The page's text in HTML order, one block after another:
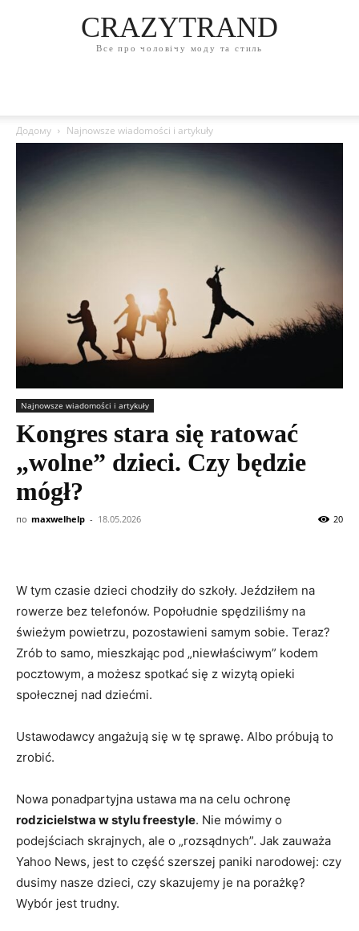
CRAZYTRAND
Все про чоловічу моду та стиль
Додому Najnowsze wiadomości i artykuły
Najnowsze wiadomości i artykuły
Kongres stara się ratować
„wolne” dzieci. Czy będzie
mógł?
по maxwelhelp - 18.05.2026 20
W tym czasie dzieci chodziły do ​​szkoły. Jeździłem na
rowerze bez telefonów. Popołudnie spędziliśmy na
świeżym powietrzu, pozostawieni samym sobie. Teraz?
Zrób to samo, mieszkając pod „niewłaściwym” kodem
pocztowym, a możesz spotkać się z wizytą opieki
społecznej nad dziećmi.
Ustawodawcy angażują się w tę sprawę. Albo próbują to
zrobić.
Nowa ponadpartyjna ustawa ma na celu ochronę
rodzicielstwa w stylu freestyle. Nie mówimy o
podejściach skrajnych, ale o „rozsądnych”. Jak zauważa
Yahoo News, jest to część szerszej paniki narodowej: czy
dusimy nasze dzieci, czy skazujemy je na porażkę?
Wybór jest trudny.